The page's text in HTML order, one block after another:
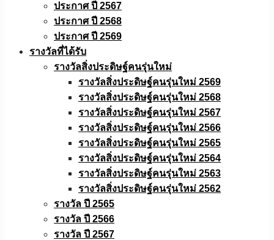
ประกาศ ปี 2567
ประกาศ ปี 2568
ประกาศ ปี 2569
รางวัลที่ได้รับ
รางวัลสิ่งประดิษฐ์คนรุ่นใหม่
รางวัลสิ่งประดิษฐ์คนรุ่นใหม่ 2569
รางวัลสิ่งประดิษฐ์คนรุ่นใหม่ 2568
รางวัลสิ่งประดิษฐ์คนรุ่นใหม่ 2567
รางวัลสิ่งประดิษฐ์คนรุ่นใหม่ 2566
รางวัลสิ่งประดิษฐ์คนรุ่นใหม่ 2565
รางวัลสิ่งประดิษฐ์คนรุ่นใหม่ 2564
รางวัลสิ่งประดิษฐ์คนรุ่นใหม่ 2563
รางวัลสิ่งประดิษฐ์คนรุ่นใหม่ 2562
รางวัล ปี 2565
รางวัล ปี 2566
รางวัล ปี 2567